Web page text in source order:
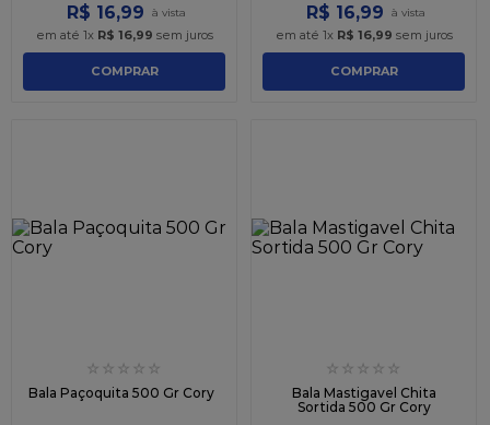
R$ 16,99
em até 1x R$ 16,99 sem juros
COMPRAR
R$ 16,99
em até 1x R$ 16,99 sem juros
COMPRAR
☆ ☆ ☆ ☆ ☆
Bala Paçoquita 500 Gr Cory
☆ ☆ ☆ ☆ ☆
Bala Mastigavel Chita
Sortida 500 Gr Cory